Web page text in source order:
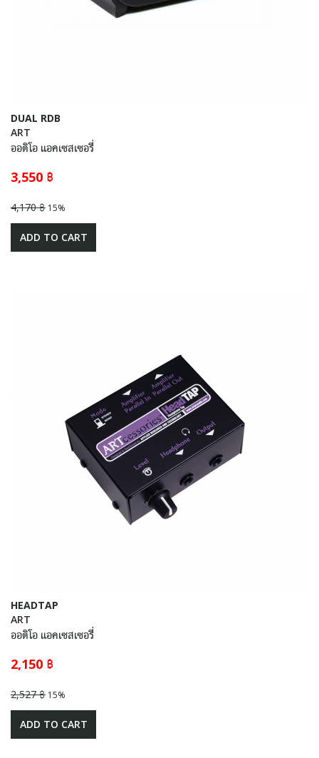
DUAL RDB
ART
ออดิโอ แอคเซสเซอรี่
3,550 ฿
4,170 ฿ 15%
ADD TO CART
HEADTAP
ART
ออดิโอ แอคเซสเซอรี่
2,150 ฿
2,527 ฿ 15%
ADD TO CART